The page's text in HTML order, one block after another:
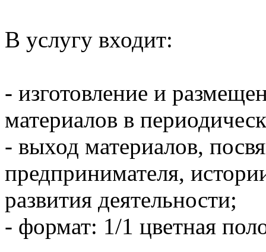
В услугу входит:
- изготовление и
материалов в
- выход материалов,
предпринимателя,
развития деятельности;
- формат: 1/1 цветная